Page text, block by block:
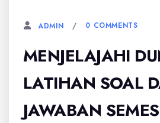
ADMIN 0 COMMENTS
MENJELAJAHI
LATIHAN SOAL
JAWABAN